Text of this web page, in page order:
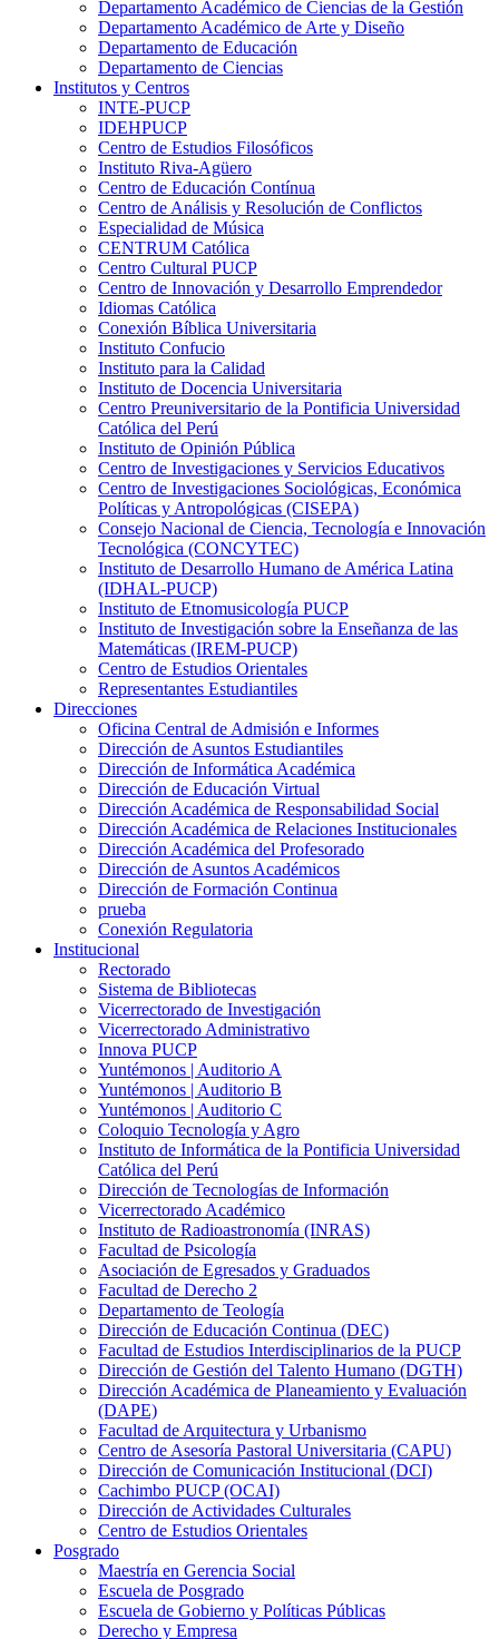
Departamento Académico de Ciencias de la Gestión
Departamento Académico de Arte y Diseño
Departamento de Educación
Departamento de Ciencias
Institutos y Centros
INTE-PUCP
IDEHPUCP
Centro de Estudios Filosóficos
Instituto Riva-Agüero
Centro de Educación Contínua
Centro de Análisis y Resolución de Conflictos
Especialidad de Música
CENTRUM Católica
Centro Cultural PUCP
Centro de Innovación y Desarrollo Emprendedor
Idiomas Católica
Conexión Bíblica Universitaria
Instituto Confucio
Instituto para la Calidad
Instituto de Docencia Universitaria
Centro Preuniversitario de la Pontificia Universidad
Católica del Perú
Instituto de Opinión Pública
Centro de Investigaciones y Servicios Educativos
Centro de Investigaciones Sociológicas, Económica
Políticas y Antropológicas (CISEPA)
Consejo Nacional de Ciencia, Tecnología e Innovación
Tecnológica (CONCYTEC)
Instituto de Desarrollo Humano de América Latina
(IDHAL-PUCP)
Instituto de Etnomusicología PUCP
Instituto de Investigación sobre la Enseñanza de las
Matemáticas (IREM-PUCP)
Centro de Estudios Orientales
Representantes Estudiantiles
Direcciones
Oficina Central de Admisión e Informes
Dirección de Asuntos Estudiantiles
Dirección de Informática Académica
Dirección de Educación Virtual
Dirección Académica de Responsabilidad Social
Dirección Académica de Relaciones Institucionales
Dirección Académica del Profesorado
Dirección de Asuntos Académicos
Dirección de Formación Continua
prueba
Conexión Regulatoria
Institucional
Rectorado
Sistema de Bibliotecas
Vicerrectorado de Investigación
Vicerrectorado Administrativo
Innova PUCP
Yuntémonos | Auditorio A
Yuntémonos | Auditorio B
Yuntémonos | Auditorio C
Coloquio Tecnología y Agro
Instituto de Informática de la Pontificia Universidad
Católica del Perú
Dirección de Tecnologías de Información
Vicerrectorado Académico
Instituto de Radioastronomía (INRAS)
Facultad de Psicología
Asociación de Egresados y Graduados
Facultad de Derecho 2
Departamento de Teología
Dirección de Educación Continua (DEC)
Facultad de Estudios Interdisciplinarios de la PUCP
Dirección de Gestión del Talento Humano (DGTH)
Dirección Académica de Planeamiento y Evaluación
(DAPE)
Facultad de Arquitectura y Urbanismo
Centro de Asesoría Pastoral Universitaria (CAPU)
Dirección de Comunicación Institucional (DCI)
Cachimbo PUCP (OCAI)
Dirección de Actividades Culturales
Centro de Estudios Orientales
Posgrado
Maestría en Gerencia Social
Escuela de Posgrado
Escuela de Gobierno y Políticas Públicas
Derecho y Empresa